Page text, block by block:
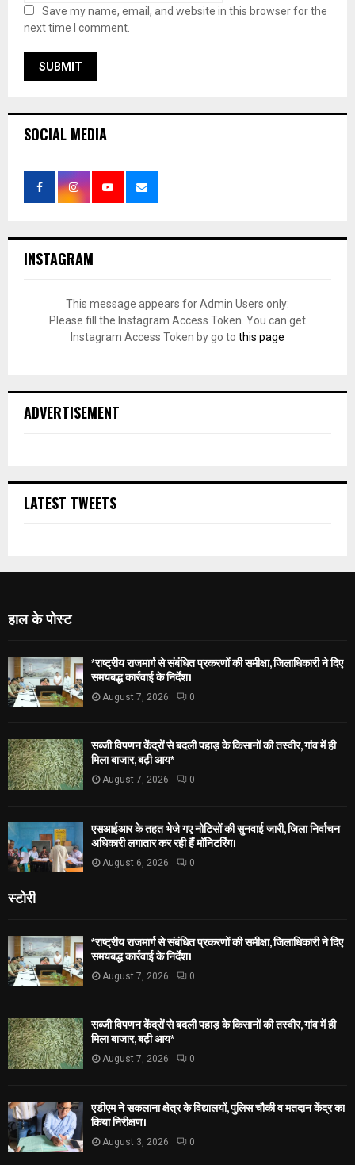
Save my name, email, and website in this browser for the
next time I comment.
SOCIAL MEDIA
INSTAGRAM
This message appears for Admin Users only:
Please fill the Instagram Access Token. You can get
Instagram Access Token by go to this page
ADVERTISEMENT
LATEST TWEETS
हाल के पोस्ट
*राष्ट्रीय राजमार्ग से संबंधित प्रकरणों की समीक्षा, जिलाधिकारी ने दिए
समयबद्ध कार्रवाई के निर्देश।
August 7, 2026 0
सब्जी विपणन केंद्रों से बदली पहाड़ के किसानों की तस्वीर, गांव में ही
मिला बाजार, बढ़ी आय*
August 7, 2026 0
एसआईआर के तहत भेजे गए नोटिसों की सुनवाई जारी, जिला निर्वाचन
अधिकारी लगातार कर रही हैं मॉनिटरिंग।
August 6, 2026 0
स्टोरी
*राष्ट्रीय राजमार्ग से संबंधित प्रकरणों की समीक्षा, जिलाधिकारी ने दिए
समयबद्ध कार्रवाई के निर्देश।
August 7, 2026 0
सब्जी विपणन केंद्रों से बदली पहाड़ के किसानों की तस्वीर, गांव में ही
मिला बाजार, बढ़ी आय*
August 7, 2026 0
एडीएम ने सकलाना क्षेत्र के विद्यालयों, पुलिस चौकी व मतदान केंद्र का
किया निरीक्षण।
August 3, 2026 0